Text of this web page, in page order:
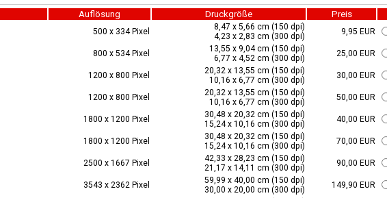
Auflösung Druckgröße Preis
500 x 334 Pixel
8,47 x 5,66 cm (150 dpi)
4,23 x 2,83 cm (300 dpi)
9,95 EUR
800 x 534 Pixel
13,55 x 9,04 cm (150 dpi)
6,77 x 4,52 cm (300 dpi)
25,00 EUR
1200 x 800 Pixel
20,32 x 13,55 cm (150 dpi)
10,16 x 6,77 cm (300 dpi)
30,00 EUR
1200 x 800 Pixel
20,32 x 13,55 cm (150 dpi)
10,16 x 6,77 cm (300 dpi)
50,00 EUR
1800 x 1200 Pixel
30,48 x 20,32 cm (150 dpi)
15,24 x 10,16 cm (300 dpi)
40,00 EUR
1800 x 1200 Pixel
30,48 x 20,32 cm (150 dpi)
15,24 x 10,16 cm (300 dpi)
70,00 EUR
2500 x 1667 Pixel
42,33 x 28,23 cm (150 dpi)
21,17 x 14,11 cm (300 dpi)
90,00 EUR
3543 x 2362 Pixel
59,99 x 40,00 cm (150 dpi)
30,00 x 20,00 cm (300 dpi)
149,90 EUR